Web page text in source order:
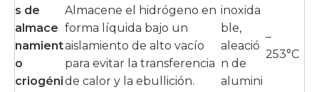
s de
almace
namient
o
criogéni
Almacene el hidrógeno en
forma líquida bajo un
aislamiento de alto vacío
para evitar la transferencia
de calor y la ebullición.
inoxida
ble,
aleació
n de
alumini
–
253°C